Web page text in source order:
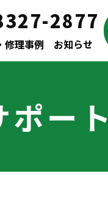
修理事例 お知らせ
2877
ート